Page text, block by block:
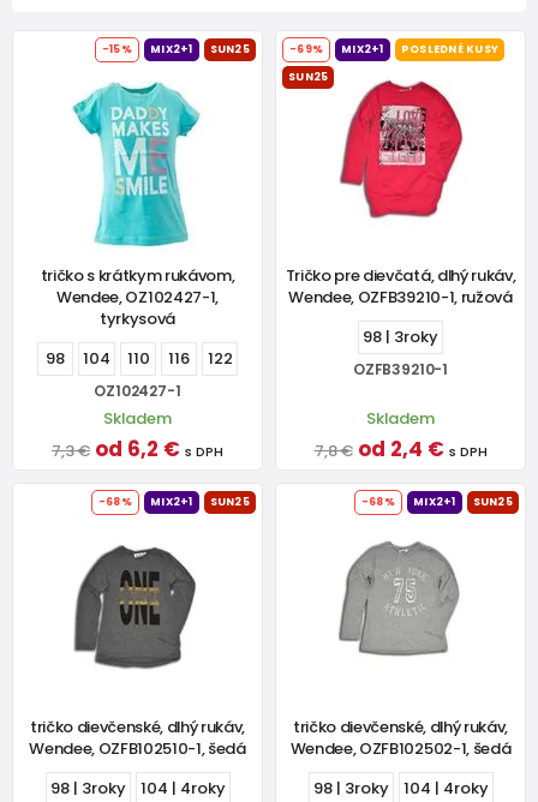
-15% MIX2+1 SUN25
tričko s krátkym rukávom,
Wendee, OZ102427-1,
tyrkysová
98
104 110 116 122
OZ102427-1
Skladem
7,3 € od 6,2 € s DPH
-69% MIX2+1
POSLEDNÉ KUSY
SUN25
Tričko pre dievčatá, dlhý rukáv,
Wendee, OZFB39210-1, ružová
98 | 3roky
OZFB39210-1
Skladem
7,8 € od 2,4 € s DPH
-68% MIX2+1 SUN25
tričko dievčenské, dlhý rukáv,
Wendee, OZFB102510-1, šedá
98 | 3roky
104 | 4roky
-68% MIX2+1 SUN25
tričko dievčenské, dlhý rukáv,
Wendee, OZFB102502-1, šedá
98 | 3roky
104 | 4roky